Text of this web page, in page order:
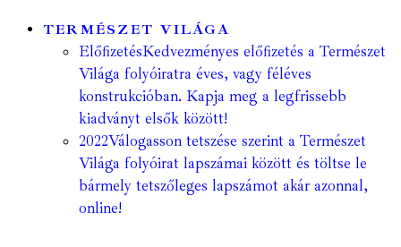
TERMÉSZET VILÁGA
ElőfizetésKedvezményes előfizetés a Természet
Világa folyóiratra éves, vagy féléves
konstrukcióban. Kapja meg a legfrissebb
kiadványt elsők között!
2022Válogasson tetszése szerint a Természet
Világa folyóirat lapszámai között és töltse le
bármely tetszőleges lapszámot akár azonnal,
online!